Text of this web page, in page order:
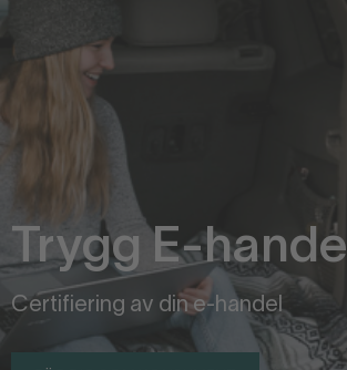
Trygg E-handel
Certifiering av din e-handel